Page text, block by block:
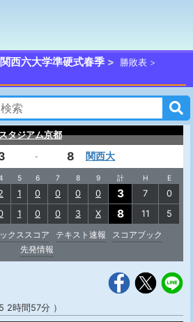
西六大学準硬式春季
勝敗表
タジアム京都
- 8 関西大
5 6 7 8 9 計 H E
1 0 0 0 0 3 7
0
1 0 0 3 X 8 11
5
クススコア テキスト速報
スコアブック
先発情報
2時間57分 ）